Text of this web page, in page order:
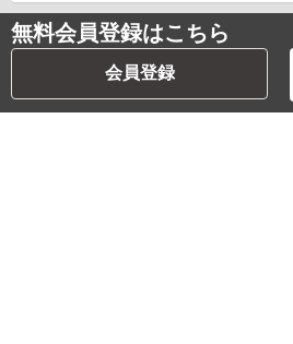
無料会員登録はこちら
会員登録